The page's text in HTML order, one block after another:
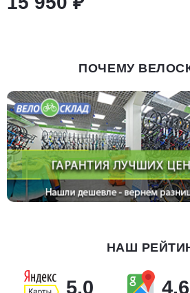
ПОЧЕМУ
НАШ
5.0 4.6